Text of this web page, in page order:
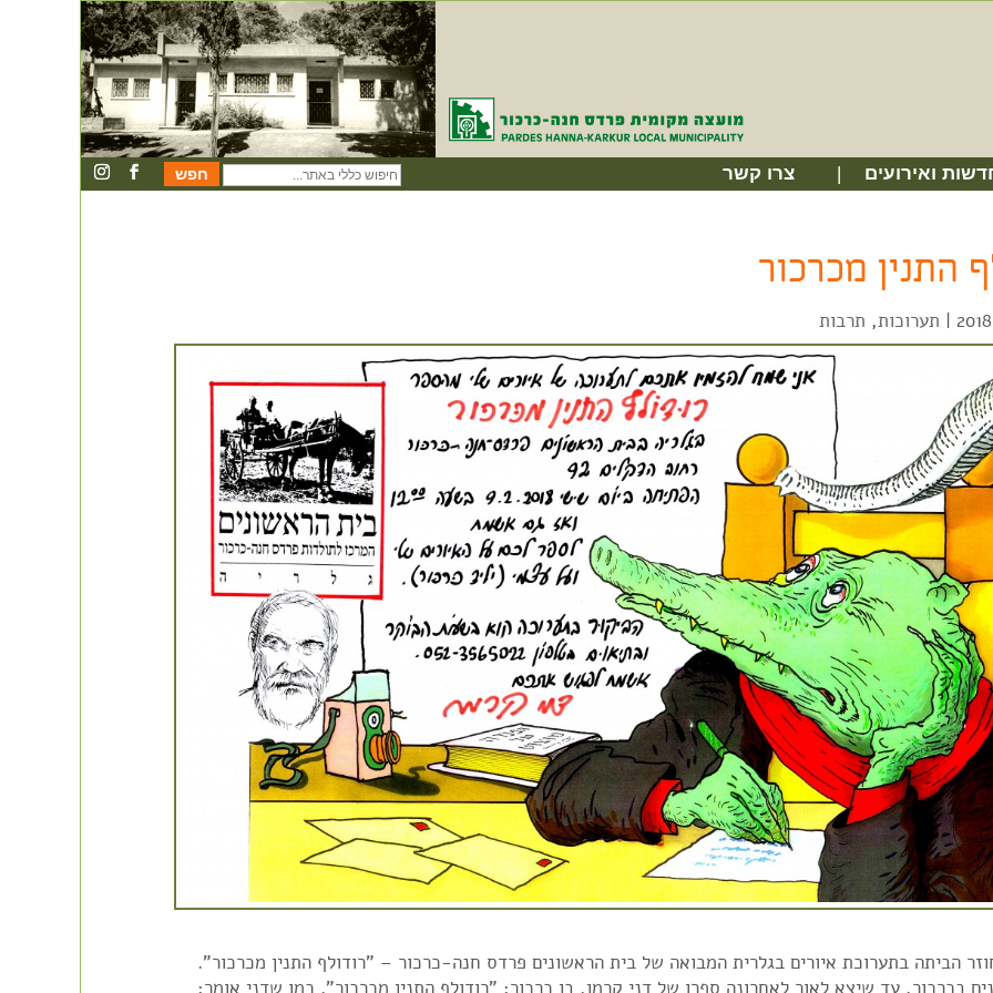
חיפוש
כללי
באתר
ואירועים צרו קשר
התנין מכרכור
| תערוכות, תרבות
הביתה בתערוכת איורים בגלרית המבואה של בית הראשונים פרדס חנה-כרכור – "רודולף התנין מכרכור".
בכרכור, עד שיצא לאור לאחרונה ספרו של דני קרמן, בן כרכור: "רודולף התנין מכרכור". כמו שדני אומר: